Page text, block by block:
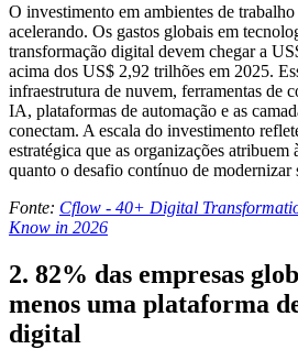
O investimento em ambientes de
acelerando. Os gastos globais em
transformação digital devem chegar a
acima dos US$ 2,92 trilhões em 2025.
infraestrutura de nuvem, ferramentas de
IA, plataformas de automação e as
conectam. A escala do investimento
estratégica que as organizações atribuem
quanto o desafio contínuo de modernizar
Fonte: Cflow - 40+ Digital
Know in 2026
2. 82% das empresas
menos uma plataforma
digital